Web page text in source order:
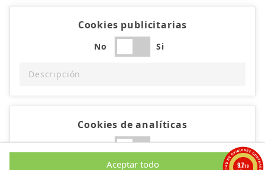
Cookies publicitarias
No Si
Descripción
Cookies de analíticas
No Si
Aceptar todo 9.7/10